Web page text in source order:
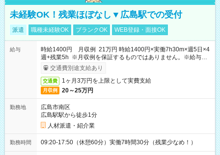
未経験OK！残業ほぼなし▼広島駅での受付
派遣 職種未経験OK ブランクOK WEB登録・面接OK
給与
時給1400円 月収例 21万円 時給1400円×実働7h30m×週5日×4
週+残業5h ※月収例を保証するものではありません。※給与即
受取りサービス利用可（利用条件有）
交通費別途支給あり
交通費 1ヶ月3万円を上限として実費支給
月収例 20～25万円
勤務地
広島市南区
広島駅駅から徒歩1分
人材派遣・紹介業
勤務時間 09:20-17:50（休憩60分）実働7時間30分（残業少なめ！）